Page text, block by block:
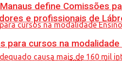
e profissionais de
define Comissões
para cursos na modalidade